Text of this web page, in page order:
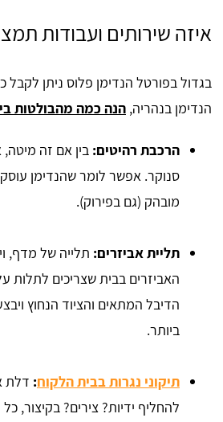
איזה שירותים ועבודות
בגדול בפורטל הנדימן פלוס ניתן לקבל
הנדימן בנהריה, הנה כמה מהבולטות
הרכבת רהיטים: בין אם זה מיטה,
סנוקר. אפשר לומר שהנדימן
מובהק (גם בפירוק).
תליית אביזרים: תלייה של מדף,
האביזרים בבית שצריכים לתלות
הדיבל המתאים והציוד הנחוץ
ביותר.
תיקוני נגרות בבית הלקוח: דלת
להחליף ידיות? צירים? בקיצור,